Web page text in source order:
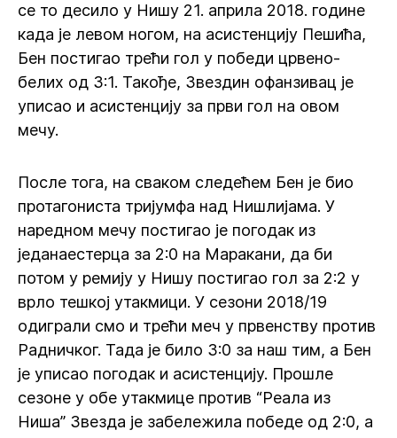
се то десило у Нишу 21. априла 2018. године
када је левом ногом, на асистенцију Пешића,
Бен постигао трећи гол у победи црвено-
белих од 3:1. Такође, Звездин офанзивац је
уписао и асистенцију за први гол на овом
мечу.
После тога, на сваком следећем Бен је био
протагониста тријумфа над Нишлијама. У
наредном мечу постигао је погодак из
једанаестерца за 2:0 на Маракани, да би
потом у ремију у Нишу постигао гол за 2:2 у
врло тешкој утакмици. У сезони 2018/19
одиграли смо и трећи меч у првенству против
Радничког. Тада је било 3:0 за наш тим, а Бен
је уписао погодак и асистенцију. Прошле
сезоне у обе утакмице против “Реала из
Ниша” Звезда је забележила победе од 2:0, а